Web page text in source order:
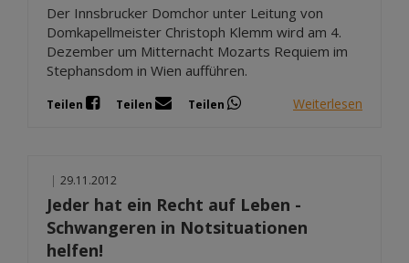
Der Innsbrucker Domchor unter Leitung von
Domkapellmeister Christoph Klemm wird am 4.
Dezember um Mitternacht Mozarts Requiem im
Stephansdom in Wien aufführen.
Teilen Teilen Teilen Weiterlesen
| 29.11.2012
Jeder hat ein Recht auf Leben -
Schwangeren in Notsituationen
helfen!